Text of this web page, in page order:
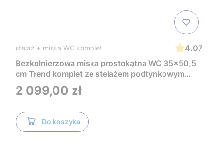
stelaż + miska WC komplet
4.07
Bezkołnierzowa miska prostokątna WC 35x50,5
cm Trend komplet ze stelażem podtynkowym
Tece i czarnym przyciskiem TeceNow
TR2216+Tece
Cena
2 099,00 zł
Do koszyka